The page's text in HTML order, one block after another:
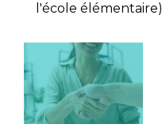
l'école élémentaire)